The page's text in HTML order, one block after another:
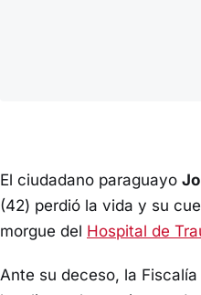
El ciudadano paraguayo
(42) perdió la vida y su
morgue del Hospital de
Ante su deceso, la